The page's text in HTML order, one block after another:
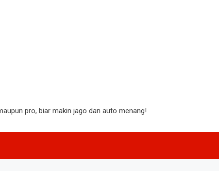
pro, biar makin jago dan auto menang!